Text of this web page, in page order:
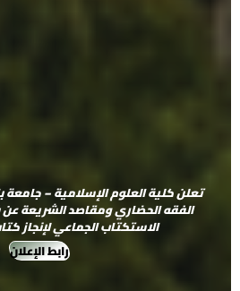
الفقه الحضاري ومقاصد الشريعة
الاستكتاب الجماعي لإنجاز
رابط الإعلان